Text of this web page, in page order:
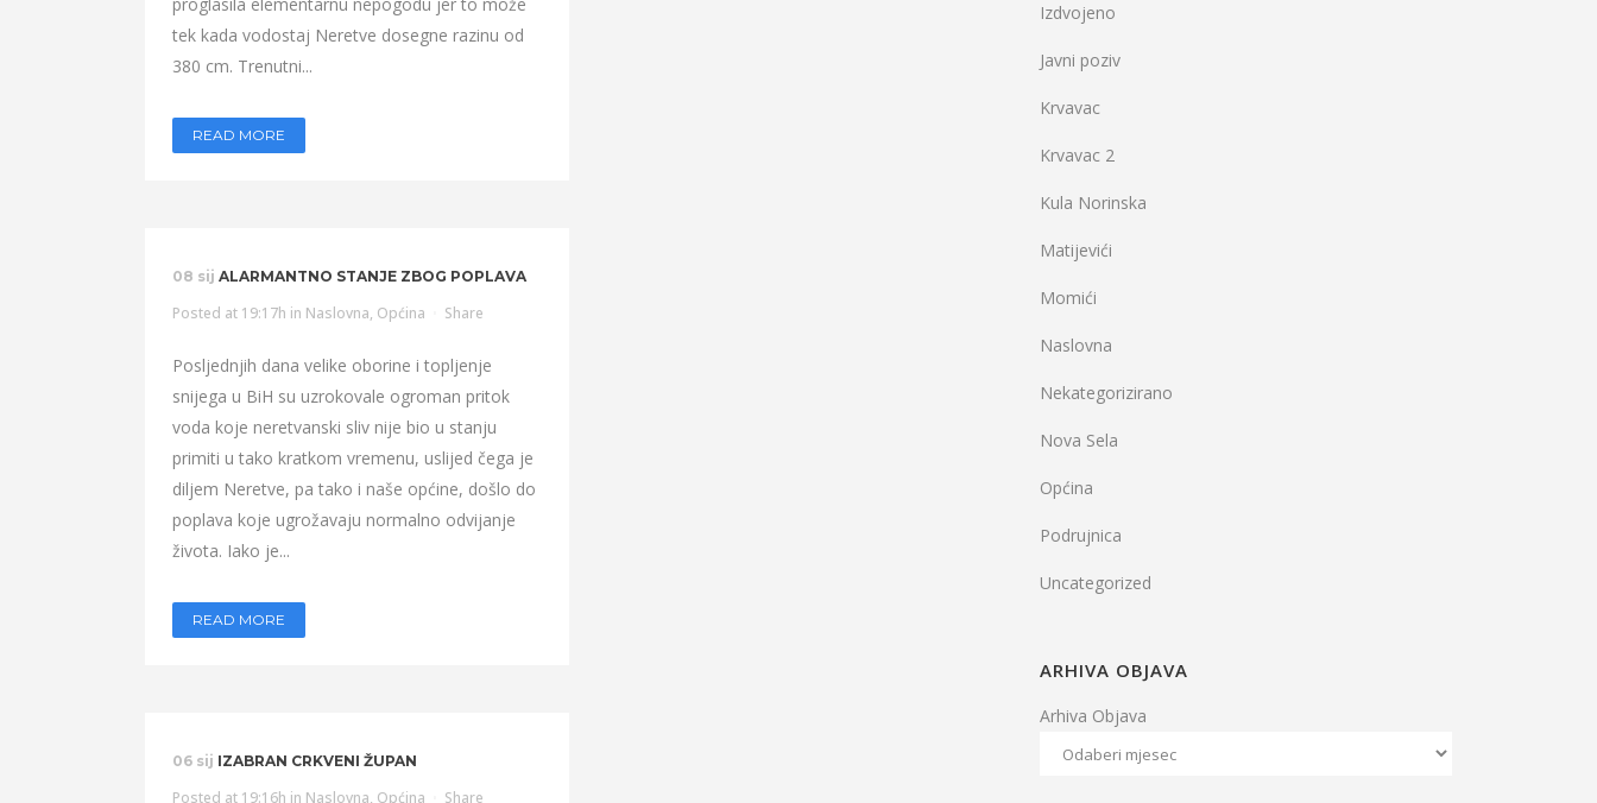
tek kada vodostaj Neretve dosegne razinu od
380 cm. Trenutni...
READ MORE
08 sij ALARMANTNO STANJE ZBOG POPLAVA
Posted at 19:17h in Naslovna, Općina Share
Posljednjih dana velike oborine i topljenje
snijega u BiH su uzrokovale ogroman pritok
voda koje neretvanski sliv nije bio u stanju
primiti u tako kratkom vremenu, uslijed čega je
diljem Neretve, pa tako i naše općine, došlo do
poplava koje ugrožavaju normalno odvijanje
života. Iako je...
READ MORE
06 sij IZABRAN CRKVENI ŽUPAN
Posted at 19:16h in Naslovna, Općina Share
Izdvojeno
Javni poziv
Krvavac
Krvavac 2
Kula Norinska
Matijevići
Momići
Naslovna
Nekategorizirano
Nova Sela
Općina
Podrujnica
Uncategorized
ARHIVA OBJAVA
Arhiva Objava